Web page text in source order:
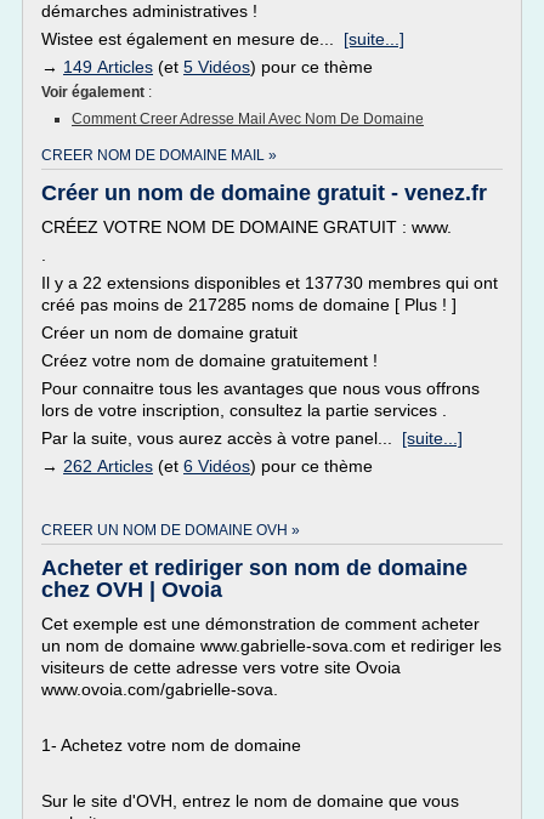
démarches administratives !
Wistee est également en mesure de... [suite...]
→ 149 Articles (et 5 Vidéos) pour ce thème
Voir également :
Comment Creer Adresse Mail Avec Nom De Domaine
CREER NOM DE DOMAINE MAIL »
Créer un nom de domaine gratuit - venez.fr
CRÉEZ VOTRE NOM DE DOMAINE GRATUIT : www.
Il y a 22 extensions disponibles et 137730 membres qui ont
créé pas moins de 217285 noms de domaine [ Plus ! ]
Créer un nom de domaine gratuit
Créez votre nom de domaine gratuitement !
Pour connaitre tous les avantages que nous vous offrons
lors de votre inscription, consultez la partie services .
Par la suite, vous aurez accès à votre panel... [suite...]
→ 262 Articles (et 6 Vidéos) pour ce thème
CREER UN NOM DE DOMAINE OVH »
Acheter et rediriger son nom de domaine
chez OVH | Ovoia
Cet exemple est une démonstration de comment acheter
un nom de domaine www.gabrielle-sova.com et rediriger les
visiteurs de cette adresse vers votre site Ovoia
www.ovoia.com/gabrielle-sova.
1- Achetez votre nom de domaine
Sur le site d'OVH, entrez le nom de domaine que vous